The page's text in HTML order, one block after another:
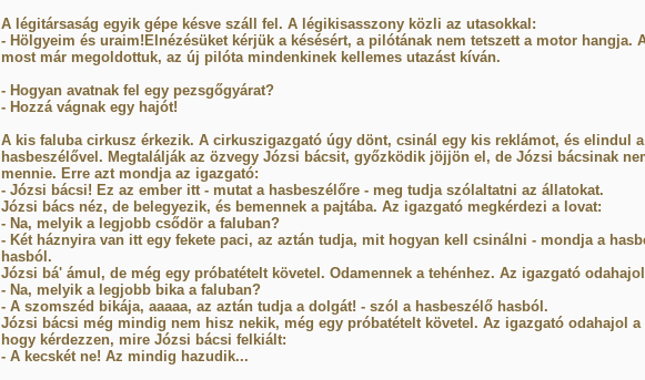
A légitársaság egyik gépe késve száll fel. A légikisasszony közli az utasokkal:
- Hölgyeim és uraim!Elnézésüket kérjük a késésért, a pilótának nem tetszett a motor hangja.
most már megoldottuk, az új pilóta mindenkinek kellemes utazást kíván.
- Hogyan avatnak fel egy pezsgőgyárat?
- Hozzá vágnak egy hajót!
A kis faluba cirkusz érkezik. A cirkuszigazgató úgy dönt, csinál egy kis reklámot, és elindul
hasbeszélővel. Megtalálják az özvegy Józsi bácsit, győzködik jöjjön el, de Józsi bácsinak
mennie. Erre azt mondja az igazgató:
- Józsi bácsi! Ez az ember itt - mutat a hasbeszélőre - meg tudja szólaltatni az állatokat.
Józsi bács néz, de belegyezik, és bemennek a pajtába. Az igazgató megkérdezi a lovat:
- Na, melyik a legjobb csődör a faluban?
- Két háznyira van itt egy fekete paci, az aztán tudja, mit hogyan kell csinálni - mondja a
hasból.
Józsi bá' ámul, de még egy próbatételt követel. Odamennek a tehénhez. Az igazgató
- Na, melyik a legjobb bika a faluban?
- A szomszéd bikája, aaaaa, az aztán tudja a dolgát! - szól a hasbeszélő hasból.
Józsi bácsi még mindig nem hisz nekik, még egy próbatételt követel. Az igazgató odahajol a
hogy kérdezzen, mire Józsi bácsi felkiált:
- A kecskét ne! Az mindig hazudik...